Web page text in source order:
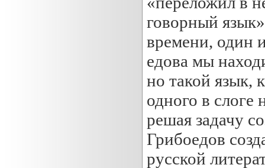
говорный
времени, один
едова мы
но такой язык,
одного в
решая задачу
Грибоедов
русской